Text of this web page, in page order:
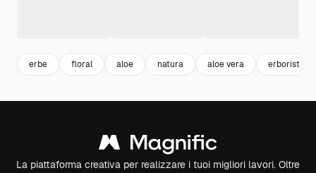
erbe floral aloe natura aloe vera erboristeria
La piattaforma creativa per realizzare i tuoi migliori lavori. Oltre